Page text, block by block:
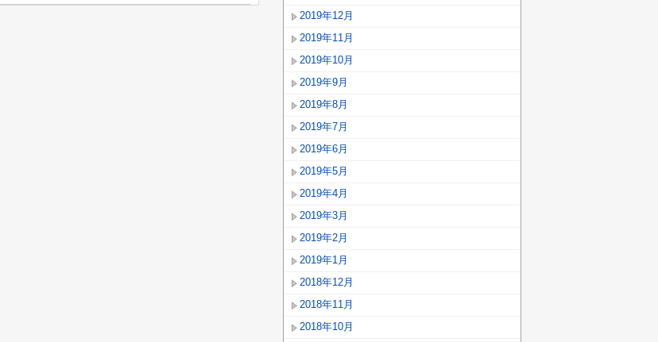
2019年12月
2019年11月
2019年10月
2019年9月
2019年8月
2019年7月
2019年6月
2019年5月
2019年4月
2019年3月
2019年2月
2019年1月
2018年12月
2018年11月
2018年10月